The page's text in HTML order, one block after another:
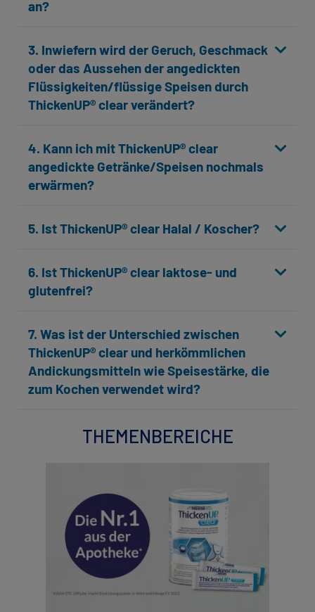
an?
3. Inwiefern wird der Geruch, Geschmack
oder das Aussehen der angedickten
Flüssigkeiten/flüssige Speisen durch
ThickenUP® clear verändert?
4. Kann ich mit ThickenUP® clear
angedickte Getränke/Speisen nochmals
erwärmen?
5. Ist ThickenUP® clear Halal / Koscher?
6. Ist ThickenUP® clear laktose- und
glutenfrei?
7. Was ist der Unterschied zwischen
ThickenUP® clear und herkömmlichen
Andickungsmitteln wie Speisestärke, die
zum Kochen verwendet wird?
THEMENBEREICHE